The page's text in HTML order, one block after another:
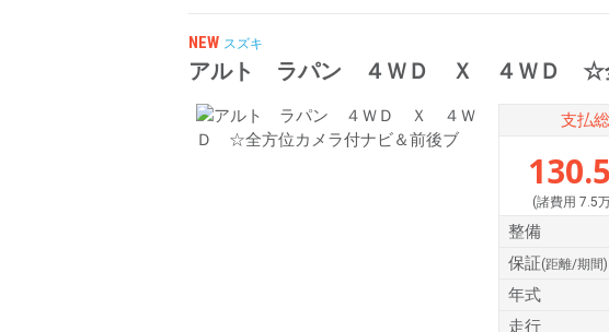
NEW スズキ
アルト ラパン ４ＷＤ Ｘ ４ＷＤ ☆全
支払
130.5
(諸費用 7.5
整備
保証(距離/期間)
年式
走行